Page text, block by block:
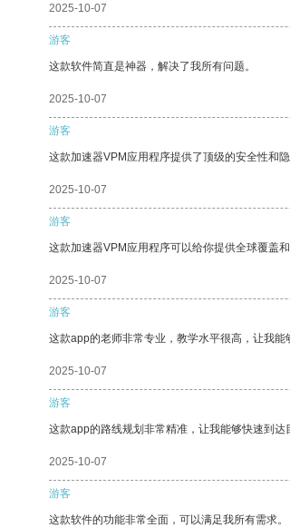
2025-10-07
游客
这款软件简直是神器，解决了我所有问题。
2025-10-07
游客
这款加速器VPM应用程序提供了顶级的安全性和隐
2025-10-07
游客
这款加速器VPM应用程序可以给你提供全球覆盖和
2025-10-07
游客
这款app的老师非常专业，教学水平很高，让我能
2025-10-07
游客
这款app的路线规划非常精准，让我能够快速到达
2025-10-07
游客
这款软件的功能非常全面，可以满足我所有需求。